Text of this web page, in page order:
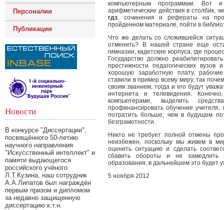
Персоналии
Публикации
Новости
В конкурсе "Диссертации",
посвящённого 50-летию
научного направления
"Искусственный интеллект" и
памяти выдающегося
российского учёного
Л.Т.Кузина, наш сотрудник
А.А.Липатов был награждён
первым призом и дипломом
за недавно защищенную
диссертацию к.т.н.
компьютерным программам. Вот
арифметические действия в столбик,
гдз , сочинения и рефераты на
пройденном материале, пойти в
Что же делать со сложившейся
отменить? В нашей стране еще
гимназии, кадетские корпуса, где
Государство должно
престижности педагогических
хорошую заработную плату,
ставили в пример всему миру, так
своим званием, тогда и его будут
интернета и телевидения.
компьютерами, выделить
профинансировать обучение
потратить больше, чем в будущем
безграмотности.
Никто не требует полной отмены
неизбежен, поскольку мы живем в
оценить ситуацию и сделать
сбавить обороты и не замедлить
образования, в дальнейшем это будет
5 ноября 2012